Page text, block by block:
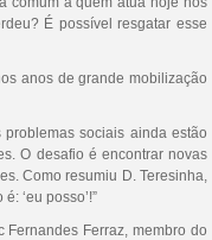
É possível resgatar esse
anos de grande mobilização
sociais ainda estão
O desafio é encontrar novas
Como resumiu D. Teresinha,
‘eu posso’!”
Ferraz, membro do